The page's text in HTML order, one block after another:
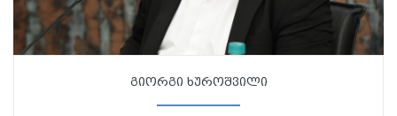
გიორგი ხუროშვილი